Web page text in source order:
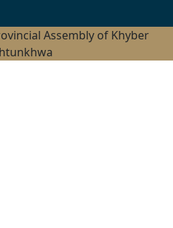
Assembly of Khyber